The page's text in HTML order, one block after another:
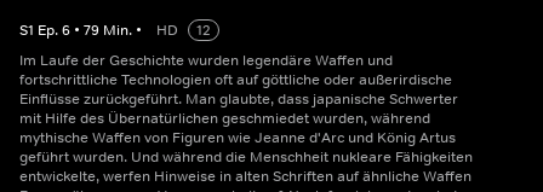
S1 Ep.6 • 79 Min. • HD
12
Im Laufe der Geschichte wurden legendäre Waffen und
fortschrittliche Technologien oft auf göttliche oder außerirdische
Einflüsse zurückgeführt. Man glaubte, dass japanische Schwerter
mit Hilfe des Übernatürlichen geschmiedet wurden, während
mythische Waffen von Figuren wie Jeanne d'Arc und König Artus
geführt wurden. Und während die Menschheit nukleare Fähigkeiten
entwickelte, werfen Hinweise in alten Schriften auf ähnliche Waffen